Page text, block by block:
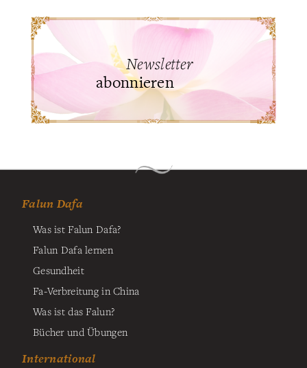
Newsletter
abonnieren
Falun Dafa
Was ist Falun Dafa?
Falun Dafa lernen
Gesundheit
Fa-Verbreitung in China
Was ist das Falun?
Bücher und Übungen
International